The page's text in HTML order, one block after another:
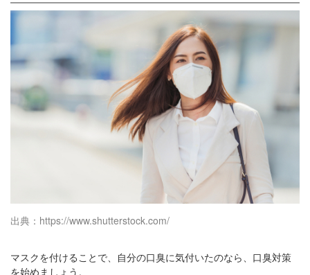
出典：https://www.shutterstock.com/
マスクを付けることで、自分の口臭に気付いたのなら、口臭対策
を始めましょう。